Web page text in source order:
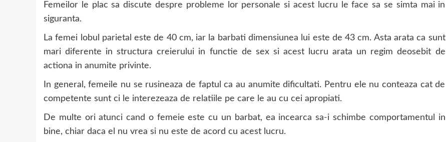
Femeilor le plac sa discute despre probleme lor personale si acest lucru le face sa se simta mai in
siguranta.
La femei lobul parietal este de 40 cm, iar la barbati dimensiunea lui este de 43 cm. Asta arata ca sunt
mari diferente in structura creierului in functie de sex si acest lucru arata un regim deosebit de
actiona in anumite privinte.
In general, femeile nu se rusineaza de faptul ca au anumite dificultati. Pentru ele nu conteaza cat de
competente sunt ci le interezeaza de relatiile pe care le au cu cei apropiati.
De multe ori atunci cand o femeie este cu un barbat, ea incearca sa-i schimbe comportamentul in
bine, chiar daca el nu vrea si nu este de acord cu acest lucru.